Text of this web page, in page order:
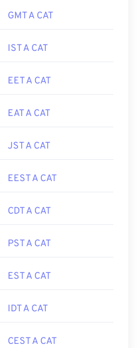
GMT A CAT
IST A CAT
EET A CAT
EAT A CAT
JST A CAT
EEST A CAT
CDT A CAT
PST A CAT
EST A CAT
IDT A CAT
CEST A CAT